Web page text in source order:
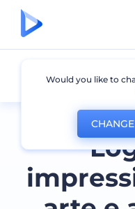
Arte e
Would you like to
CHANGE